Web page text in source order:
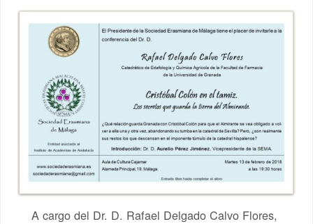
A cargo del Dr. D. Rafael Delgado Calvo Flores,